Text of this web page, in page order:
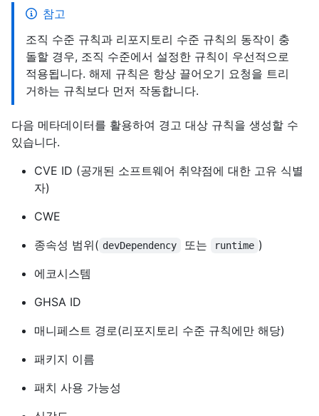
참고
조직 수준 규칙과 리포지토리 수준 규칙의 동작이 충
돌할 경우, 조직 수준에서 설정한 규칙이 우선적으로
적용됩니다. 해제 규칙은 항상 끌어오기 요청을 트리
거하는 규칙보다 먼저 작동합니다.
다음 메타데이터를 활용하여 경고 대상 규칙을 생성할 수
있습니다.
CVE ID (공개된 소프트웨어 취약점에 대한 고유 식별
자)
CWE
종속성 범위( devDependency 또는 runtime )
에코시스템
GHSA ID
매니페스트 경로(리포지토리 수준 규칙에만 해당)
패키지 이름
패치 사용 가능성